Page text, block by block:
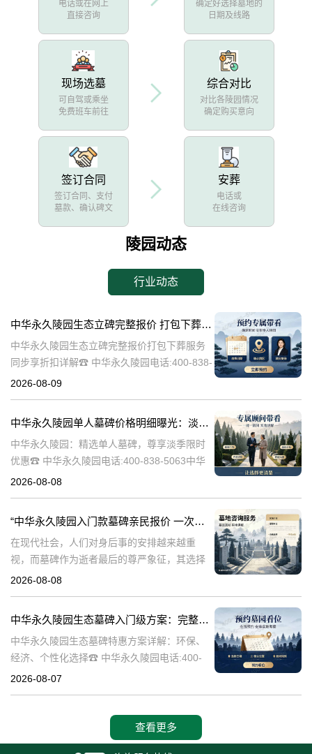
电话或在网上
直接咨询
确定好选择墓地的
日期及线路
现场选墓
可自驾或乘坐
免费班车前往
综合对比
对比各陵园情况
确定购买意向
签订合同
签订合同、支付
墓款、确认碑文
安葬
电话或
在线咨询
陵园动态
行业动态
中华永久陵园生态立碑完整报价 打包下葬服务同步享折扣详解
中华永久陵园生态立碑完整报价打包下葬服务
同步享折扣详解☎ 中华永久陵园电话:400-838-
5063中华永久陵园作为国内知名的陵园之一，
2026-08-09
中华永久陵园单人墓碑价格明细曝光：淡季下单立省数千，限时优惠深度解析
中华永久陵园：精选单人墓碑，尊享淡季限时
优惠☎ 中华永久陵园电话:400-838-5063中华
永久陵园，作为国内知名的陵园品牌，始终以
2026-08-08
“中华永久陵园入门款墓碑亲民报价 一次性付清享折上折：超值优惠与便捷选择的完美结合”
在现代社会，人们对身后事的安排越来越重
视，而墓碑作为逝者最后的尊严象征，其选择
与设计也变得尤为重要。中华永久陵园作为中
和
2026-08-08
中华永久陵园生态墓碑入门级方案：完整报价与一站式服务打包特惠解析
中华永久陵园生态墓碑特惠方案详解：环保、
经济、个性化选择☎ 中华永久陵园电话:400-
838-5063随着人们对身后事的关注度提升，选
2026-08-07
查看更多